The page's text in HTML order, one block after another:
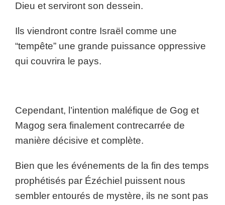
Dieu et serviront son dessein.
Ils viendront contre Israël comme une
“tempête” une grande puissance oppressive
qui couvrira le pays.
Cependant, l’intention maléfique de Gog et
Magog sera finalement contrecarrée de
manière décisive et complète.
Bien que les événements de la fin des temps
prophétisés par Ézéchiel puissent nous
sembler entourés de mystère, ils ne sont pas